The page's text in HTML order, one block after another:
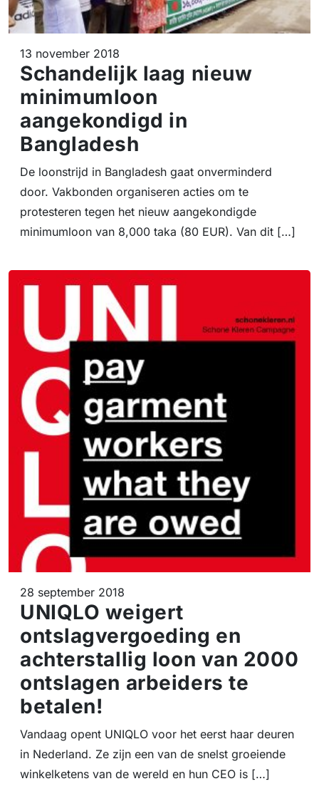
13 november 2018
Schandelijk laag nieuw
minimumloon
aangekondigd in
Bangladesh
De loonstrijd in Bangladesh gaat onverminderd
door. Vakbonden organiseren acties om te
protesteren tegen het nieuw aangekondigde
minimumloon van 8,000 taka (80 EUR). Van dit […]
28 september 2018
UNIQLO weigert
ontslagvergoeding en
achterstallig loon van 2000
ontslagen arbeiders te
betalen!
Vandaag opent UNIQLO voor het eerst haar deuren
in Nederland. Ze zijn een van de snelst groeiende
winkelketens van de wereld en hun CEO is […]